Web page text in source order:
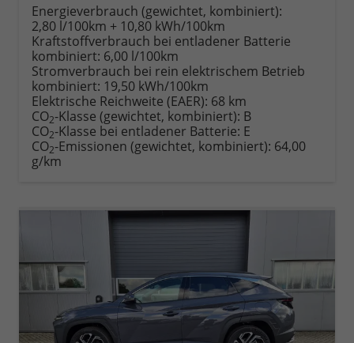
anfordernDatei,
Fahrzeugexposé
drucken
drucken,
parken
oder
vergleichen
Energieverbrauch (gewichtet, kombiniert):
2,80 l/100km + 10,80 kWh/100km
Kraftstoffverbrauch bei entladener Batterie
kombiniert: 6,00 l/100km
Stromverbrauch bei rein elektrischem Betrieb
kombiniert: 19,50 kWh/100km
Elektrische Reichweite (EAER): 68 km
CO2-Klasse (gewichtet, kombiniert): B
CO2-Klasse bei entladener Batterie: E
CO2-Emissionen (gewichtet, kombiniert): 64,00
g/km